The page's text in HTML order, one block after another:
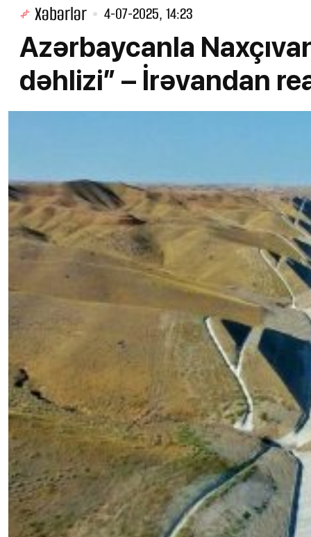
Xəbərlər 4-07-2025, 14:23
Azərbaycanla
dəhlizi” – İrəvandan